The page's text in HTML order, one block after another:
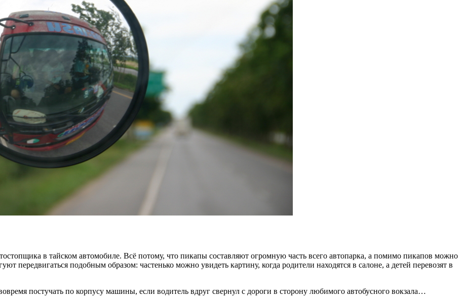
в тайском автомобиле. Всё потому, что пикапы составляют огромную часть всего автопарка, а помимо пикапов можно
передвигаться подобным образом: частенько можно увидеть картину, когда родители находятся в салоне, а детей перевозят в
постучать по корпусу машины, если водитель вдруг свернул с дороги в сторону любимого автобусного вокзала…